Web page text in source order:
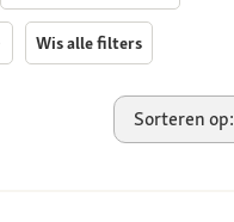
Wis alle filters
Sorteren op: